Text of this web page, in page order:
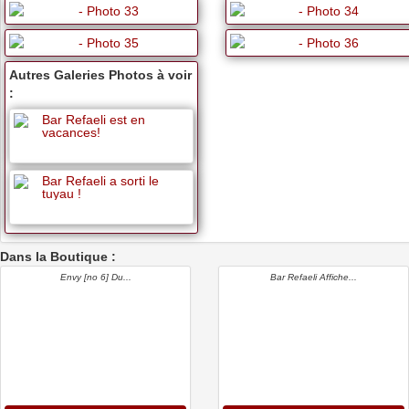
Autres Galeries Photos à voir
:
Bar Refaeli est en
vacances!
Bar Refaeli a sorti le
tuyau !
Dans la Boutique :
Envy [no 6] Du... Bar Refaeli Affiche...